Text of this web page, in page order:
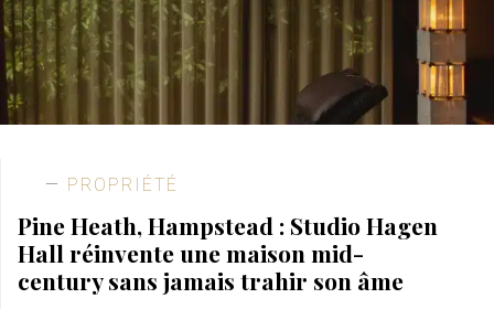
PROPRIÉTÉ
Pine Heath, Hampstead : Studio Hagen
Hall réinvente une maison mid-
century sans jamais trahir son âme